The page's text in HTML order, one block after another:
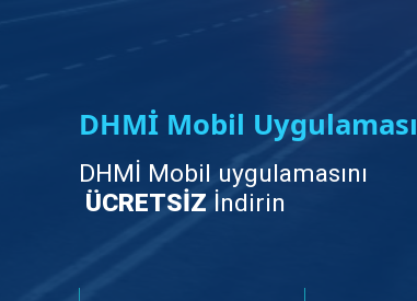
DHMİ Mobil Uygulaması
DHMİ Mobil uygulamasını
ÜCRETSİZ İndirin